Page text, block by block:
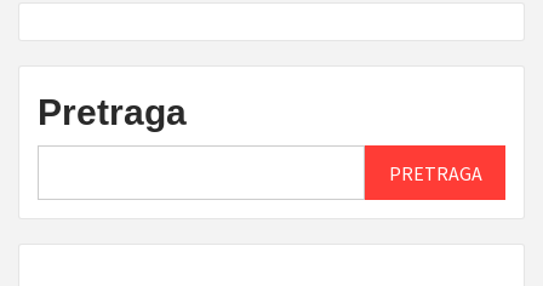
Pretraga
PRETRAGA